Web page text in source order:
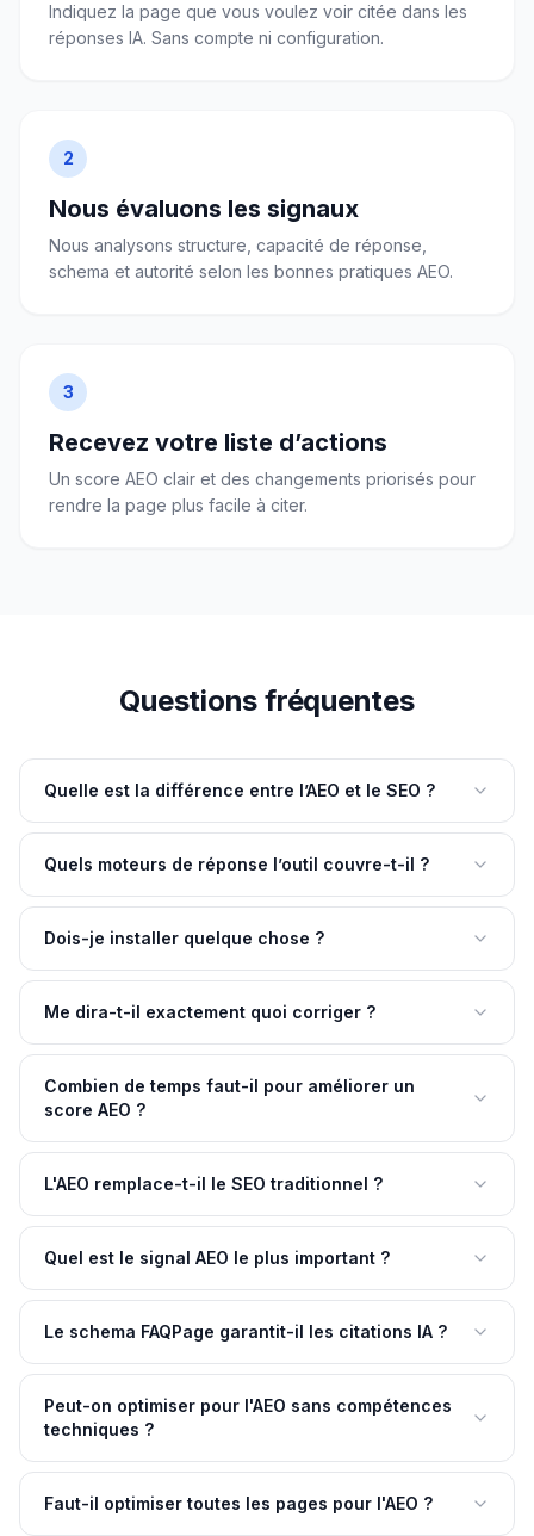
Indiquez la page que vous voulez voir citée dans les
réponses IA. Sans compte ni configuration.
2
Nous évaluons les signaux
Nous analysons structure, capacité de réponse,
schema et autorité selon les bonnes pratiques AEO.
3
Recevez votre liste d’actions
Un score AEO clair et des changements priorisés pour
rendre la page plus facile à citer.
Questions fréquentes
Quelle est la différence entre l’AEO et le SEO ?
Quels moteurs de réponse l’outil couvre-t-il ?
Dois-je installer quelque chose ?
Me dira-t-il exactement quoi corriger ?
Combien de temps faut-il pour améliorer un
score AEO ?
L'AEO remplace-t-il le SEO traditionnel ?
Quel est le signal AEO le plus important ?
Le schema FAQPage garantit-il les citations IA ?
Peut-on optimiser pour l'AEO sans compétences
techniques ?
Faut-il optimiser toutes les pages pour l'AEO ?